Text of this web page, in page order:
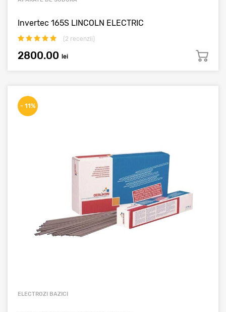
Invertec 165S LINCOLN ELECTRIC
(2 recenzii)
2800.00 lei
- 11%
ELECTROZI BAZICI